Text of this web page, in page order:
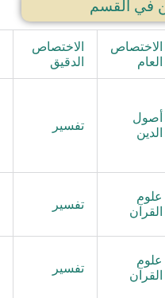
في القسم
الاختصاص
العام
الاختصاص
الدقيق
أصول
الدين
تفسير
علوم
القرآن
تفسير
علوم
القرآن
تفسير